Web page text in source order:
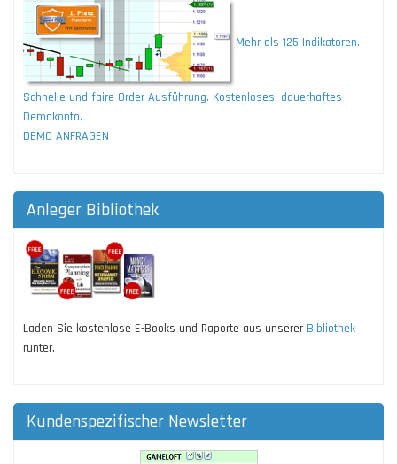
Mehr als 125 Indikatoren.
Schnelle und faire Order-Ausführung. Kostenloses, dauerhaftes
Demokonto.
DEMO ANFRAGEN
Anleger Bibliothek
Laden Sie kostenlose E-Books und Raporte aus unserer Bibliothek
runter.
Kundenspezifischer Newsletter